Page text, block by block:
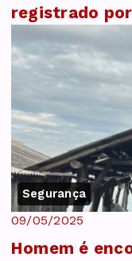
registrado
Segurança
09/05/2025
Homem é